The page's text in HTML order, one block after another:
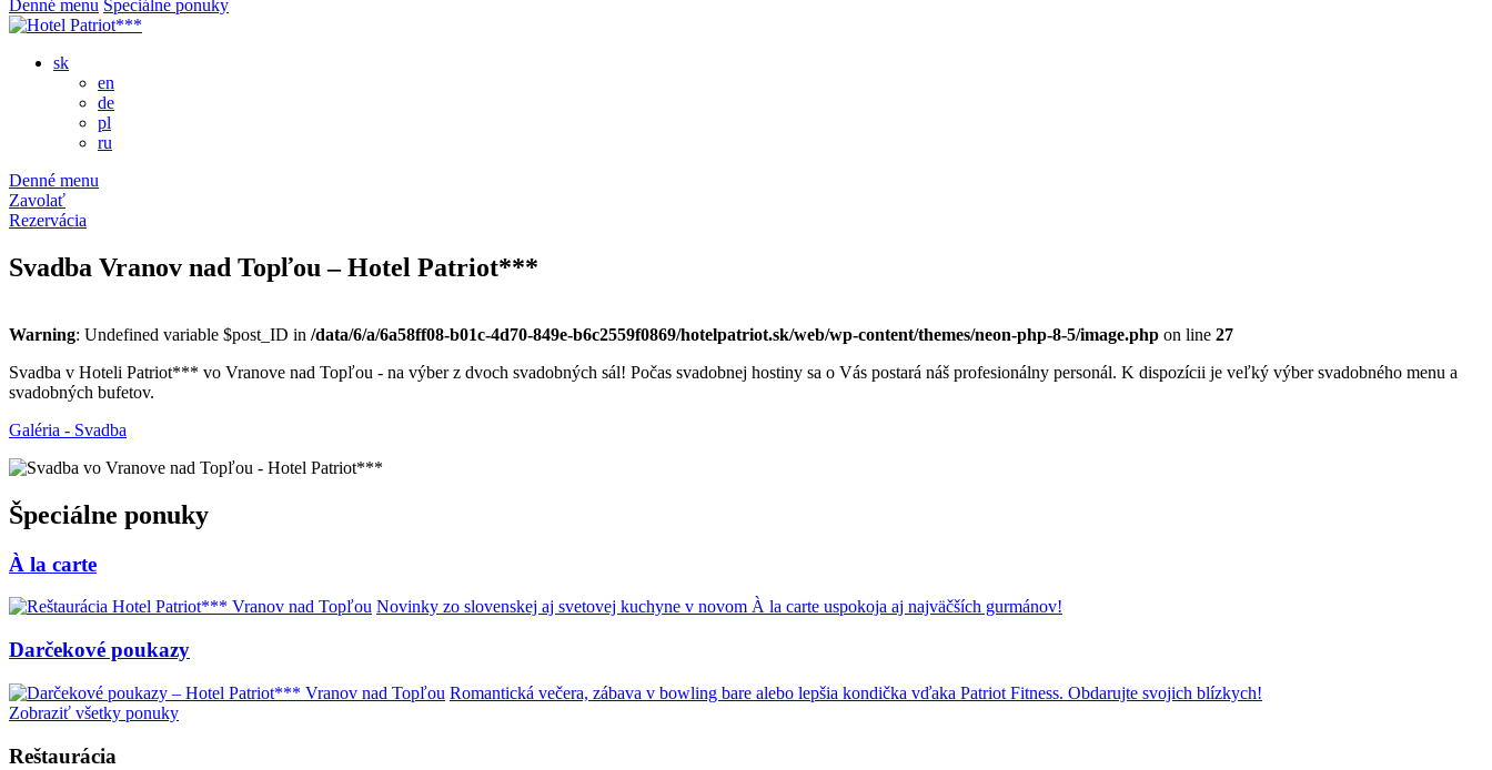
Denné menu Špeciálne ponuky
sk
en
de
pl
ru
Denné menu
Zavolať
Rezervácia
Svadba Vranov nad Topľou – Hotel Patriot***
Warning: Undefined variable $post_ID in /data/6/a/6a58ff08-b01c-4d70-849e-b6c2559f0869/hotelpatriot.sk/web/wp-content/themes/neon-php-8-5/image.php on line 27
Svadba v Hoteli Patriot*** vo Vranove nad Topľou - na výber z dvoch svadobných sál! Počas svadobnej hostiny sa o Vás postará náš profesionálny personál. K dispozícii je veľký výber svadobného menu a
svadobných bufetov.
Galéria - Svadba
Špeciálne ponuky
À la carte
Novinky zo slovenskej aj svetovej kuchyne v novom À la carte uspokoja aj najväčších gurmánov!
Darčekové poukazy
Romantická večera, zábava v bowling bare alebo lepšia kondička vďaka Patriot Fitness. Obdarujte svojich blízkych!
Zobraziť všetky ponuky
Reštaurácia